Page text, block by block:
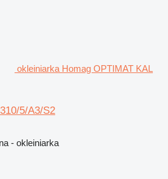
okleiniarka Homag OPTIMAT KAL
5/A3/S2
- okleiniarka